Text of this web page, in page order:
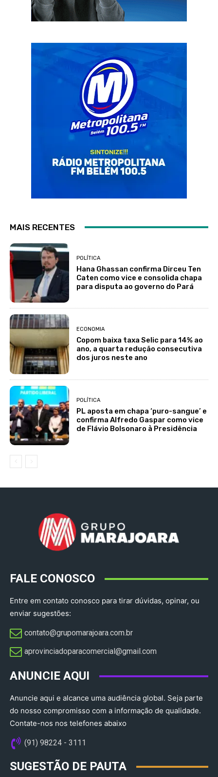
MAIS RECENTES
POLÍTICA
Hana Ghassan confirma Dirceu Ten
Caten como vice e consolida chapa
para disputa ao governo do Pará
ECONOMIA
Copom baixa taxa Selic para 14% ao
ano, a quarta redução consecutiva
dos juros neste ano
POLÍTICA
PL aposta em chapa ‘puro-sangue’ e
confirma Alfredo Gaspar como vice
de Flávio Bolsonaro à Presidência
FALE CONOSCO
Entre em contato conosco para tirar dúvidas, opinar, ou
enviar sugestões:
contato@grupomarajoara.com.br
aprovinciadoparacomercial@gmail.com​
ANUNCIE AQUI
Anuncie aqui e alcance uma audiência global. Seja parte
do nosso compromisso com a informação de qualidade.
Contate-nos nos telefones abaixo
(91) 98224 - 3111
SUGESTÃO DE PAUTA